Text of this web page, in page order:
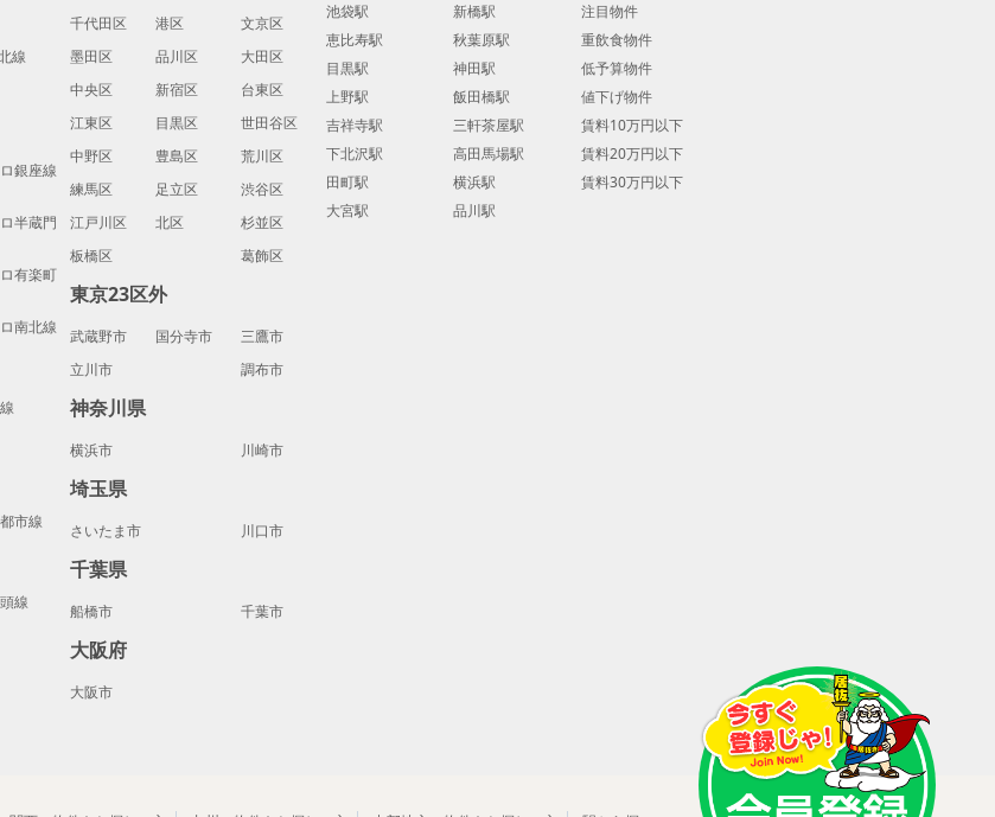
線
銀座線
半蔵門
有楽町
南北線
市線
線
千代田区 港区
文京区
墨田区
品川区
大田区
中央区
新宿区
台東区
江東区
目黒区
世田谷区
中野区
豊島区
荒川区
練馬区
足立区
渋谷区
江戸川区
北区
杉並区
板橋区
葛飾区
東京23区外
武蔵野市 国分寺市
三鷹市
立川市
調布市
神奈川県
横浜市 川崎市
埼玉県
さいたま市 川口市
千葉県
船橋市 千葉市
大阪府
大阪市
池袋駅
新橋駅
恵比寿駅
秋葉原駅
目黒駅
神田駅
上野駅
飯田橋駅
吉祥寺駅
三軒茶屋駅
下北沢駅
高田馬場駅
田町駅
横浜駅
大宮駅
品川駅
注目物件
重飲食物件
低予算物件
値下げ物件
賃料10万円以下
賃料20万円以下
賃料30万円以下